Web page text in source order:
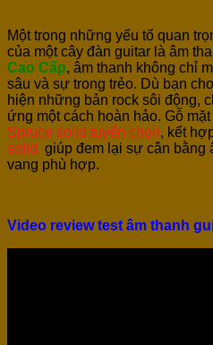
Một trong những yếu tố quan
của một cây đàn guitar là âm
Cao Cấp, âm thanh không chỉ
sâu và sự trong trẻo. Dù bạn
hiện những bản rock sôi động,
ứng một cách hoàn hảo. Gỗ
Spruce solid tuyển chọn, kết
solid giúp đem lại sự cân bằng
vang phù hợp.
Video review test âm thanh